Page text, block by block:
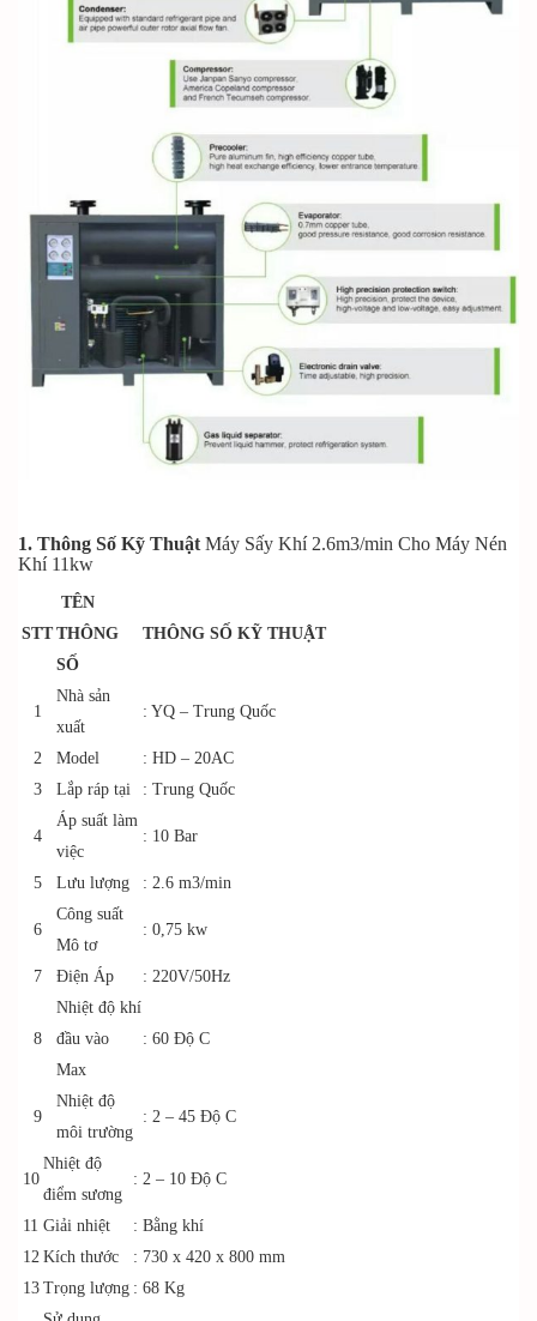
1. Thông Số Kỹ ThuậtMáy Sấy Khí 2.6m3/min Cho Máy Nén
Khí 11kw
STT
TÊN
THÔNG
SỐ
THÔNG SỐ KỸ THUẬT
1
Nhà sản
xuất
: YQ – Trung Quốc
2 Model
: HD – 20AC
3
Lắp ráp tại : Trung Quốc
4
Áp suất làm
việc
: 10 Bar
5 Lưu lượng : 2.6 m3/min
6
Công suất
Mô tơ
: 0,75 kw
7 Điện Áp : 220V/50Hz
8
Nhiệt độ khí
đầu vào
Max
: 60 Độ C
9
Nhiệt độ
môi trường
: 2 – 45 Độ C
10
Nhiệt độ
điểm sương
: 2 – 10 Độ C
11 Giải nhiệt
: Bằng khí
12 Kích thước
: 730 x 420 x 800 mm
13 Trọng lượng : 68 Kg